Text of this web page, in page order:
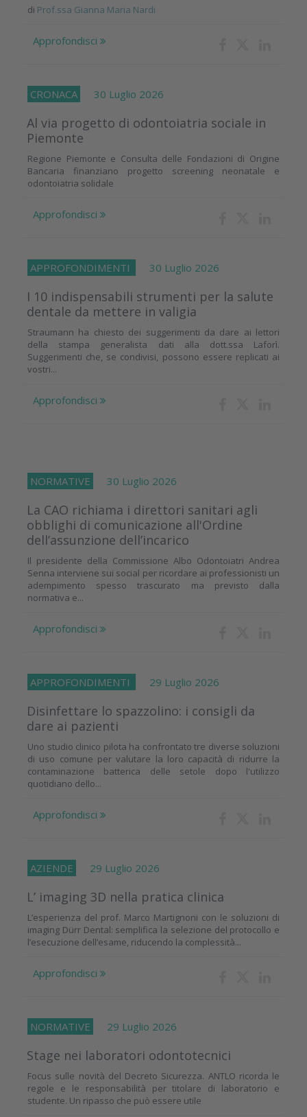
di Prof.ssa Gianna Maria Nardi
Approfondisci
CRONACA 30 Luglio 2026
Al via progetto di odontoiatria sociale in
Piemonte
Regione Piemonte e Consulta delle Fondazioni di Origine
Bancaria finanziano progetto screening neonatale e
odontoiatria solidale
Approfondisci
APPROFONDIMENTI 30 Luglio 2026
I 10 indispensabili strumenti per la salute
dentale da mettere in valigia
Straumann ha chiesto dei suggerimenti da dare ai lettori
della stampa generalista dati alla dott.ssa Laforì.
Suggerimenti che, se condivisi, possono essere replicati ai
vostri...
Approfondisci
NORMATIVE 30 Luglio 2026
La CAO richiama i direttori sanitari agli
obblighi di comunicazione all'Ordine
dell’assunzione dell’incarico
Il presidente della Commissione Albo Odontoiatri Andrea
Senna interviene sui social per ricordare ai professionisti un
adempimento spesso trascurato ma previsto dalla
normativa e...
Approfondisci
APPROFONDIMENTI 29 Luglio 2026
Disinfettare lo spazzolino: i consigli da
dare ai pazienti
Uno studio clinico pilota ha confrontato tre diverse soluzioni
di uso comune per valutare la loro capacità di ridurre la
contaminazione batterica delle setole dopo l'utilizzo
quotidiano dello...
Approfondisci
AZIENDE 29 Luglio 2026
L’ imaging 3D nella pratica clinica
L’esperienza del prof. Marco Martignoni con le soluzioni di
imaging Dürr Dental: semplifica la selezione del protocollo e
l’esecuzione dell’esame, riducendo la complessità...
Approfondisci
NORMATIVE 29 Luglio 2026
Stage nei laboratori odontotecnici
Focus sulle novità del Decreto Sicurezza. ANTLO ricorda le
regole e le responsabilità per titolare di laboratorio e
studente. Un ripasso che può essere utile